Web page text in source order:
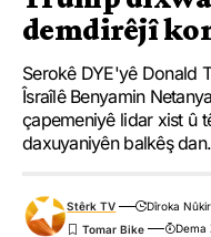
demdirêjî
Serokê DYE'yê Donald
Îsraîlê Benyamin
çapemeniyê lidar xist û
daxuyaniyên balkêş dan.
Stêrk TV
Dîroka
Dema